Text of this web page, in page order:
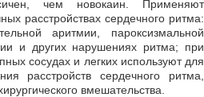
чем новокаин. Применяют
расстройствах сердечного ритма:
аритмии, пароксизмальной
и других нарушениях ритма; при
сосудах и легких используют для
расстройств сердечного ритма,
вмешательства.